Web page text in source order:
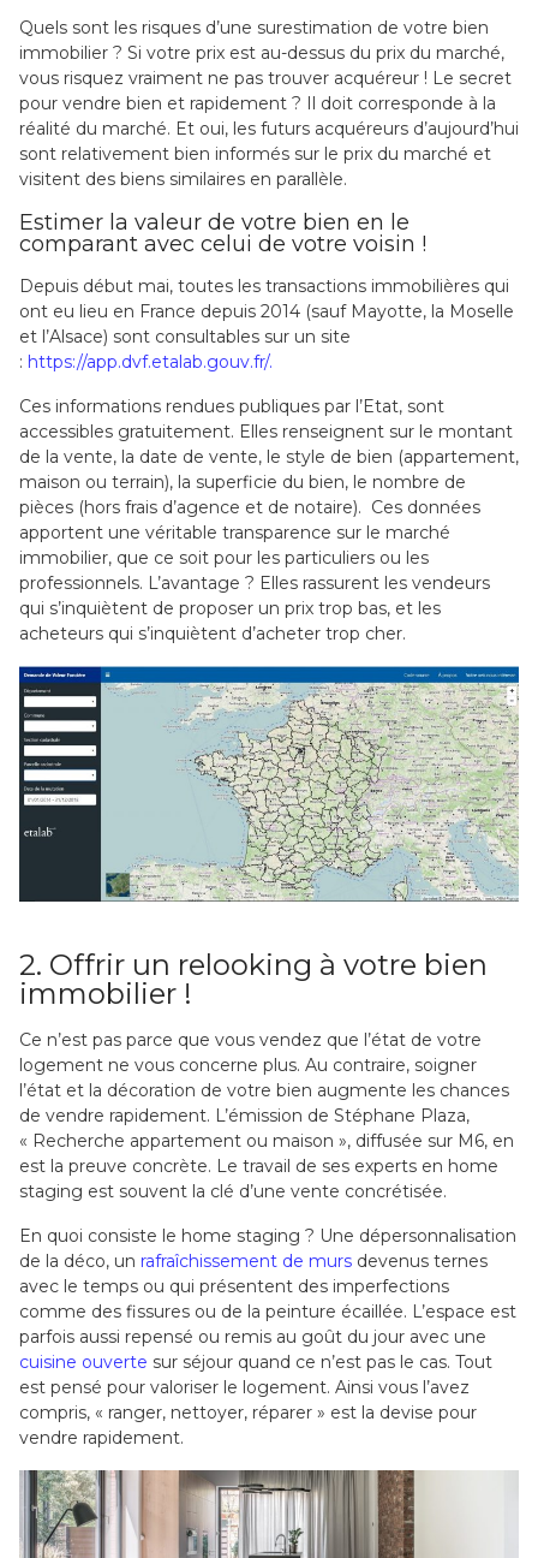
Quels sont les risques d’une surestimation de votre bien
immobilier ? Si votre prix est au-dessus du prix du marché,
vous risquez vraiment ne pas trouver acquéreur ! Le secret
pour vendre bien et rapidement ? Il doit corresponde à la
réalité du marché. Et oui, les futurs acquéreurs d’aujourd’hui
sont relativement bien informés sur le prix du marché et
visitent des biens similaires en parallèle.
Estimer la valeur de votre bien en le
comparant avec celui de votre voisin !
Depuis début mai, toutes les transactions immobilières qui
ont eu lieu en France depuis 2014 (sauf Mayotte, la Moselle
et l’Alsace) sont consultables sur un site
: https://app.dvf.etalab.gouv.fr/.
Ces informations rendues publiques par l’Etat, sont
accessibles gratuitement. Elles renseignent sur le montant
de la vente, la date de vente, le style de bien (appartement,
maison ou terrain), la superficie du bien, le nombre de
pièces (hors frais d’agence et de notaire). Ces données
apportent une véritable transparence sur le marché
immobilier, que ce soit pour les particuliers ou les
professionnels. L’avantage ? Elles rassurent les vendeurs
qui s’inquiètent de proposer un prix trop bas, et les
acheteurs qui s’inquiètent d’acheter trop cher.
2. Offrir un relooking à votre bien
immobilier !
Ce n’est pas parce que vous vendez que l’état de votre
logement ne vous concerne plus. Au contraire, soigner
l’état et la décoration de votre bien augmente les chances
de vendre rapidement. L’émission de Stéphane Plaza,
« Recherche appartement ou maison », diffusée sur M6, en
est la preuve concrète. Le travail de ses experts en home
staging est souvent la clé d’une vente concrétisée.
En quoi consiste le home staging ? Une dépersonnalisation
de la déco, un rafraîchissement de murs devenus ternes
avec le temps ou qui présentent des imperfections
comme des fissures ou de la peinture écaillée. L’espace est
parfois aussi repensé ou remis au goût du jour avec une
cuisine ouverte sur séjour quand ce n’est pas le cas. Tout
est pensé pour valoriser le logement. Ainsi vous l’avez
compris, « ranger, nettoyer, réparer » est la devise pour
vendre rapidement.